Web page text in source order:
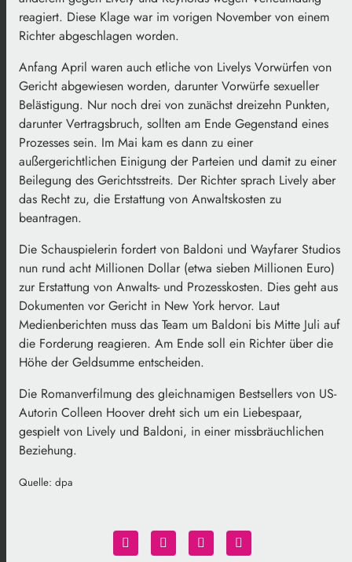
reagiert. Diese Klage war im vorigen November von einem
Richter abgeschlagen worden.
Anfang April waren auch etliche von Livelys Vorwürfen von
Gericht abgewiesen worden, darunter Vorwürfe sexueller
Belästigung. Nur noch drei von zunächst dreizehn Punkten,
darunter Vertragsbruch, sollten am Ende Gegenstand eines
Prozesses sein. Im Mai kam es dann zu einer
außergerichtlichen Einigung der Parteien und damit zu einer
Beilegung des Gerichtsstreits. Der Richter sprach Lively aber
das Recht zu, die Erstattung von Anwaltskosten zu
beantragen.
Die Schauspielerin fordert von Baldoni und Wayfarer Studios
nun rund acht Millionen Dollar (etwa sieben Millionen Euro)
zur Erstattung von Anwalts- und Prozesskosten. Dies geht aus
Dokumenten vor Gericht in New York hervor. Laut
Medienberichten muss das Team um Baldoni bis Mitte Juli auf
die Forderung reagieren. Am Ende soll ein Richter über die
Höhe der Geldsumme entscheiden.
Die Romanverfilmung des gleichnamigen Bestsellers von US-
Autorin Colleen Hoover dreht sich um ein Liebespaar,
gespielt von Lively und Baldoni, in einer missbräuchlichen
Beziehung.
Quelle: dpa